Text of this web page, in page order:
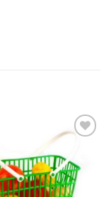
lista
de
deseos